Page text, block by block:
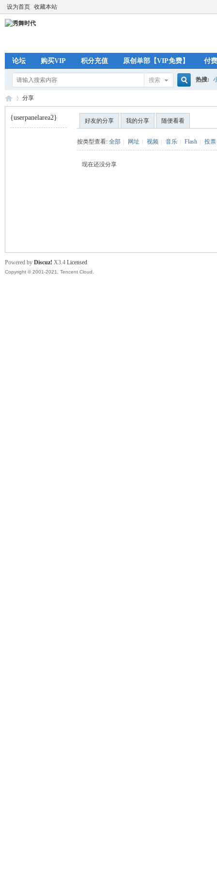
设为首页 收藏本站
论坛 购买VIP 积分充值 原创单部【VIP免费】 付
搜索 热搜:
分享
{userpanelarea2} 好友的分享 我的分享 随便看看
按类型查看: 全部 网址 视频 音乐 Flash 投票
现在还没分享
Powered by Discuz! X3.4 Licensed
Copyright © 2001-2021, Tencent Cloud.